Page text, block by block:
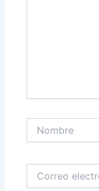
electrónico